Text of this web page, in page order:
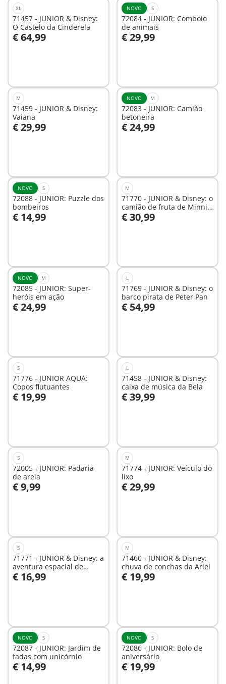
XL
71457 - JUNIOR & Disney:
O Castelo da Cinderela
€ 64,99
Ao carrinho
NOVO S
72084 - JUNIOR: Comboio
de animais
€ 29,99
Ao carrinho
M
71459 - JUNIOR & Disney:
Vaiana
€ 29,99
Ao carrinho
NOVO M
72083 - JUNIOR: Camião
betoneira
€ 24,99
Ao carrinho
NOVO S
72088 - JUNIOR: Puzzle dos
bombeiros
€ 14,99
Ao carrinho
M
71770 - JUNIOR & Disney: o
camião de fruta de Minnie
Mouse
€ 30,99
Ao carrinho
NOVO M
72085 - JUNIOR: Super-
heróis em ação
€ 24,99
Ao carrinho
L
71769 - JUNIOR & Disney: o
barco pirata de Peter Pan
€ 54,99
Ao carrinho
S
71776 - JUNIOR AQUA:
Copos flutuantes
€ 19,99
Ao carrinho
L
71458 - JUNIOR & Disney:
caixa de música da Bela
€ 39,99
Ao carrinho
S
72005 - JUNIOR: Padaria
de areia
€ 9,99
Ao carrinho
M
71774 - JUNIOR: Veículo do
lixo
€ 29,99
Ao carrinho
S
71771 - JUNIOR & Disney: a
aventura espacial de
Mickey Mouse
€ 16,99
Ao carrinho
M
71460 - JUNIOR & Disney:
chuva de conchas da Ariel
€ 19,99
Ao carrinho
NOVO S
72087 - JUNIOR: Jardim de
fadas com unicórnio
€ 14,99
Ao carrinho
NOVO S
72086 - JUNIOR: Bolo de
aniversário
€ 19,99
Ao carrinho